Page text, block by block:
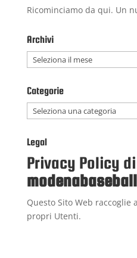
Ricominciamo da qui. Un
Archivi
Archivi
Categorie
Categorie
Legal
Privacy Policy di
Questo Sito Web raccoglie
propri Utenti.